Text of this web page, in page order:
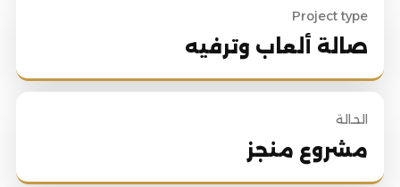
Project type
صالة ألعاب وترفيه
الحالة
مشروع منجز